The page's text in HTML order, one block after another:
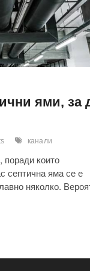
ями, за
канали
поради които
септична яма се е
няколко.